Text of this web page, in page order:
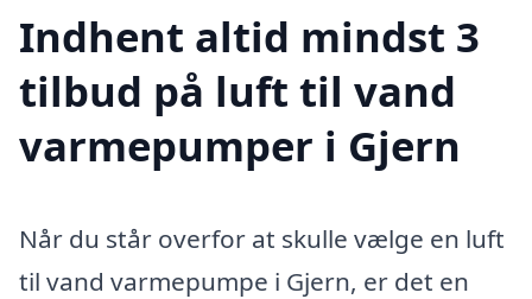
Indhent altid mindst 3
tilbud på luft til vand
varmepumper i Gjern
Når du står overfor at skulle vælge en luft
til vand varmepumpe i Gjern, er det en